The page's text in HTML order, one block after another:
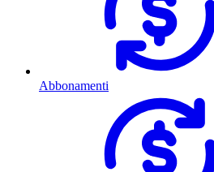
Abbonamenti